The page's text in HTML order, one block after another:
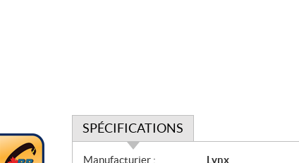
SPÉCIFICATIONS
S
Manufacturier :
Lynx